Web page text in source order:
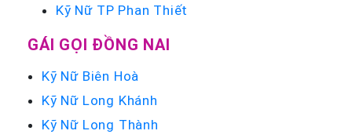
Kỹ Nữ TP Phan Thiết
GÁI GỌI ĐỒNG NAI
Kỹ Nữ Biên Hoà
Kỹ Nữ Long Khánh
Kỹ Nữ Long Thành